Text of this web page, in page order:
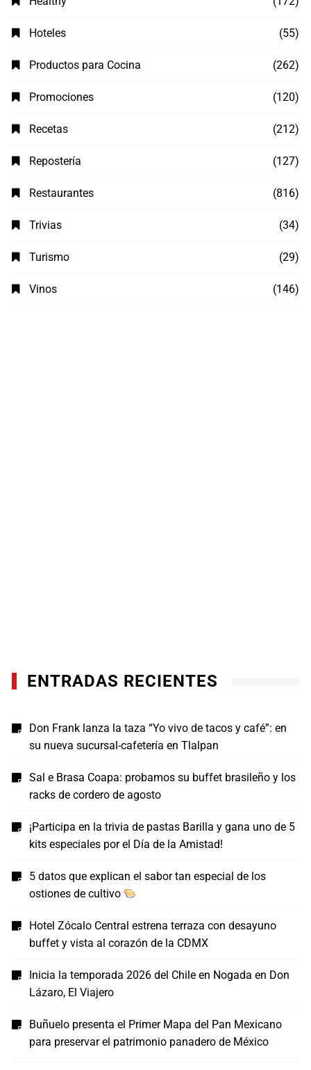
Hoteles (55)
Productos para Cocina (262)
Promociones (120)
Recetas (212)
Repostería (127)
Restaurantes (816)
Trivias (34)
Turismo (29)
Vinos (146)
ENTRADAS RECIENTES
Don Frank lanza la taza “Yo vivo de tacos y café”: en
su nueva sucursal-cafetería en Tlalpan
Sal e Brasa Coapa: probamos su buffet brasileño y los
racks de cordero de agosto
¡Participa en la trivia de pastas Barilla y gana uno de 5
kits especiales por el Día de la Amistad!
5 datos que explican el sabor tan especial de los
ostiones de cultivo
Hotel Zócalo Central estrena terraza con desayuno
buffet y vista al corazón de la CDMX
Inicia la temporada 2026 del Chile en Nogada en Don
Lázaro, El Viajero
Buñuelo presenta el Primer Mapa del Pan Mexicano
para preservar el patrimonio panadero de México